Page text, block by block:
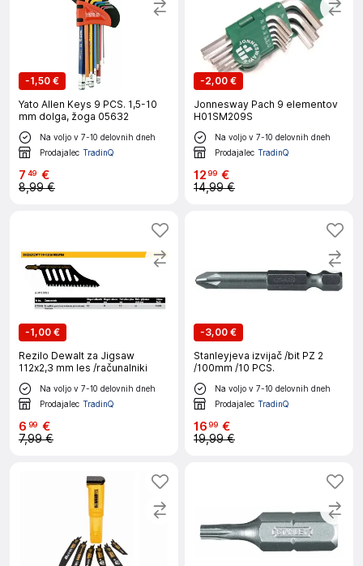
-1,50 €
Yato Allen Keys 9 PCS. 1,5-10
mm dolga, žoga 05632
Na voljo v 7-10 delovnih dneh
Prodajalec TradinQ
7 49 €
8,99 €
-2,00 €
Jonnesway Pach 9 elementov
H01SM209S
Na voljo v 7-10 delovnih dneh
Prodajalec TradinQ
1299 €
14,99 €
-1,00 €
Rezilo Dewalt za Jigsaw
112x2,3 mm les /računalniki
Na voljo v 7-10 delovnih dneh
Prodajalec TradinQ
6 99 €
7,99 €
-3,00 €
Stanleyjeva izvijač /bit PZ 2
/100mm /10 PCS.
Na voljo v 7-10 delovnih dneh
Prodajalec TradinQ
1699 €
19,99 €